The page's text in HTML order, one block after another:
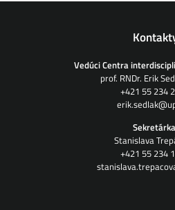
Vedúci Centra
prof. RNDr. Erik
+421 55 234
Stanislava
+421 55 234